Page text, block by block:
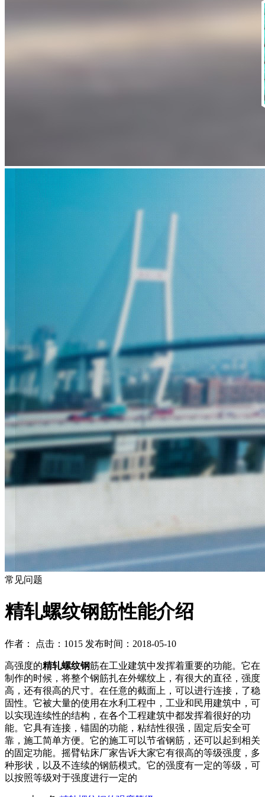
常见问题
精轧螺纹钢筋性能介绍
作者： 点击：1015 发布时间：2018-05-10
高强度的精轧螺纹钢筋在工业建筑中发挥着重要的功能。它在
制作的时候，将整个钢筋扎在外螺纹上，有很大的直径，强度
高，还有很高的尺寸。在任意的截面上，可以进行连接，了稳
固性。它被大量的使用在水利工程中，工业和民用建筑中，可
以实现连续性的结构，在各个工程建筑中都发挥着很好的功
能。它具有连接，锚固的功能，粘结性很强，固定后安全可
靠，施工简单方便。它的施工可以节省钢筋，还可以起到相关
的固定功能。摇臂钻床厂家告诉大家它有很高的等级强度，多
种形状，以及不连续的钢筋模式。它的强度有一定的等级，可
以按照等级对于强度进行一定的